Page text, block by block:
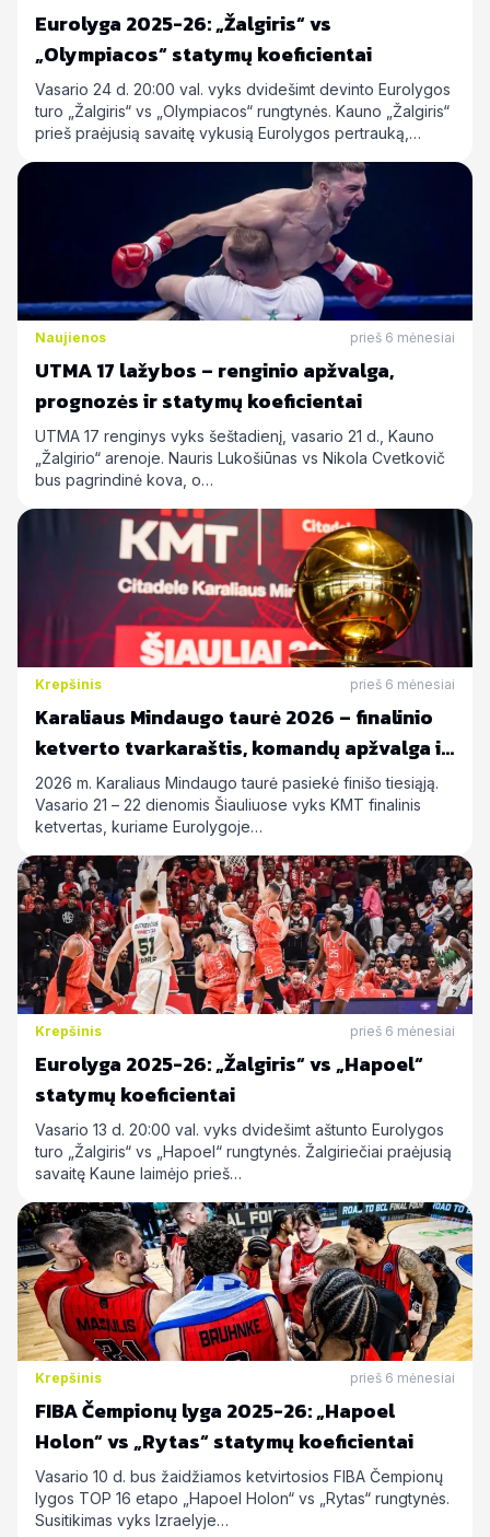
Eurolyga 2025-26: „Žalgiris“ vs
„Olympiacos“ statymų koeficientai
Vasario 24 d. 20:00 val. vyks dvidešimt devinto Eurolygos
turo „Žalgiris“ vs „Olympiacos“ rungtynės. Kauno „Žalgiris“
prieš praėjusią savaitę vykusią Eurolygos pertrauką,…
Naujienos prieš 6 mėnesiai
UTMA 17 lažybos – renginio apžvalga,
prognozės ir statymų koeficientai
UTMA 17 renginys vyks šeštadienį, vasario 21 d., Kauno
„Žalgirio“ arenoje. Nauris Lukošiūnas vs Nikola Cvetkovič
bus pagrindinė kova, o…
Krepšinis prieš 6 mėnesiai
Karaliaus Mindaugo taurė 2026 – finalinio
ketverto tvarkaraštis, komandų apžvalga ir
statymų prognozės
2026 m. Karaliaus Mindaugo taurė pasiekė finišo tiesiąją.
Vasario 21 – 22 dienomis Šiauliuose vyks KMT finalinis
ketvertas, kuriame Eurolygoje…
Krepšinis prieš 6 mėnesiai
Eurolyga 2025-26: „Žalgiris“ vs „Hapoel“
statymų koeficientai
Vasario 13 d. 20:00 val. vyks dvidešimt aštunto Eurolygos
turo „Žalgiris“ vs „Hapoel“ rungtynės. Žalgiriečiai praėjusią
savaitę Kaune laimėjo prieš…
Krepšinis prieš 6 mėnesiai
FIBA Čempionų lyga 2025-26: „Hapoel
Holon“ vs „Rytas“ statymų koeficientai
Vasario 10 d. bus žaidžiamos ketvirtosios FIBA Čempionų
lygos TOP 16 etapo „Hapoel Holon“ vs „Rytas“ rungtynės.
Susitikimas vyks Izraelyje…